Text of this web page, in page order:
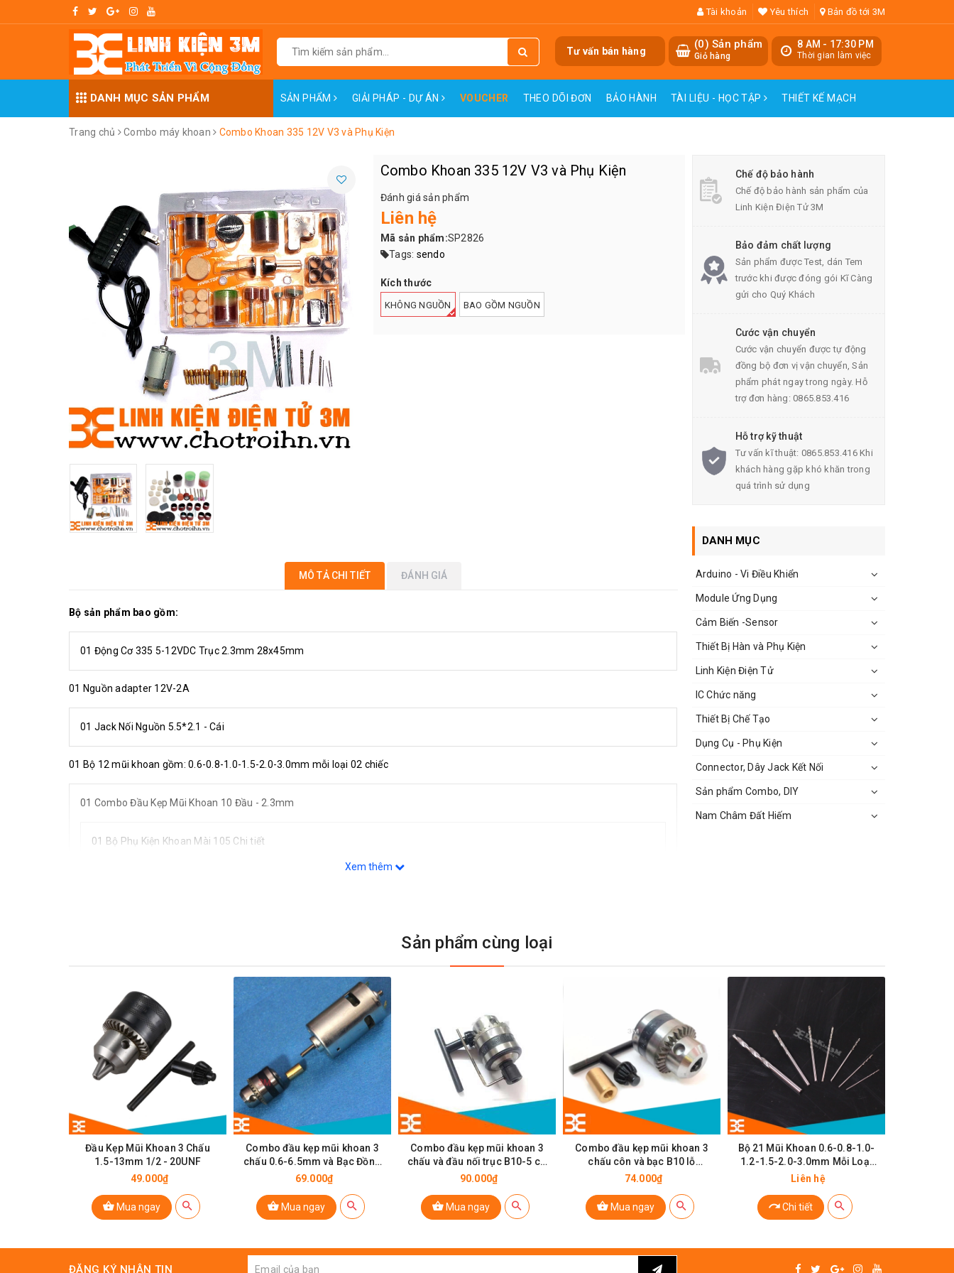
Tài khoản Yêu thích Bản đồ tới 3M
8 AM - 17:30 PM
Thời gian làm việc
(0) Sản phẩm
Giỏ hàng
Tư vấn bán hàng
DANH MỤC SẢN PHẨM SẢN PHẨM GIẢI PHÁP - DỰ ÁN VOUCHER THEO DÕI ĐƠN BẢO HÀNH TÀI LIỆU - HỌC TẬP THIẾT KẾ MẠCH
Trang chủ Combo máy khoan Combo Khoan 335 12V V3 và Phụ Kiện
Combo Khoan 335 12V V3 và Phụ Kiện
Đánh giá sản phẩm
Liên hệ
Mã sản phẩm:SP2826
Tags: sendo
Kích thước
KHÔNG NGUỒN BAO GỒM NGUỒN
MÔ TẢ CHI TIẾT ĐÁNH GIÁ
Bộ sản phẩm bao gồm:
01 Động Cơ 335 5-12VDC Trục 2.3mm 28x45mm
01 Nguồn adapter 12V-2A
01 Jack Nối Nguồn 5.5*2.1 - Cái
01 Bộ 12 mũi khoan gồm: 0.6-0.8-1.0-1.5-2.0-3.0mm mỗi loại 02 chiếc
01 Combo Đầu Kẹp Mũi Khoan 10 Đầu - 2.3mm
01 Bộ Phụ Kiện Khoan Mài 105 Chi tiết
Xem thêm
Chế độ bảo hành
Chế độ bảo hành sản phẩm của
Linh Kiện Điện Tử 3M
Bảo đảm chất lượng
Sản phẩm được Test, dán Tem
trước khi được đóng gói Kĩ Càng
gửi cho Quý Khách
Cước vận chuyển
Cước vận chuyển được tự động
đồng bộ đơn vị vận chuyển, Sản
phẩm phát ngay trong ngày. Hỗ
trợ đơn hàng: 0865.853.416
Hỗ trợ kỹ thuật
Tư vấn kĩ thuật: 0865.853.416 Khi
khách hàng gặp khó khăn trong
quá trình sử dụng
DANH MỤC
Arduino - Vi Điều Khiển
Module Ứng Dụng
Cảm Biến -Sensor
Thiết Bị Hàn và Phụ Kiện
Linh Kiện Điện Tử
IC Chức năng
Thiết Bị Chế Tạo
Dụng Cụ - Phụ Kiện
Connector, Dây Jack Kết Nối
Sản phẩm Combo, DIY
Nam Châm Đất Hiếm
Sản phẩm cùng loại
Đầu Kẹp Mũi Khoan 3 Chấu
1.5-13mm 1/2 - 20UNF
49.000₫
Mua ngay
Combo đầu kẹp mũi khoan 3
chấu 0.6-6.5mm và Bạc Đồng
B10-5mm
69.000₫
Mua ngay
Combo đầu kẹp mũi khoan 3
chấu và đầu nối trục B10-5 có
ốc vặn
90.000₫
Mua ngay
Combo đầu kẹp mũi khoan 3
chấu côn và bạc B10 lỗ
3.17mm
74.000₫
Mua ngay
Bộ 21 Mũi Khoan 0.6-0.8-1.0-
1.2-1.5-2.0-3.0mm Mỗi Loại
03 Chiếc
Liên hệ
Chi tiết
ĐĂNG KÝ NHẬN TIN